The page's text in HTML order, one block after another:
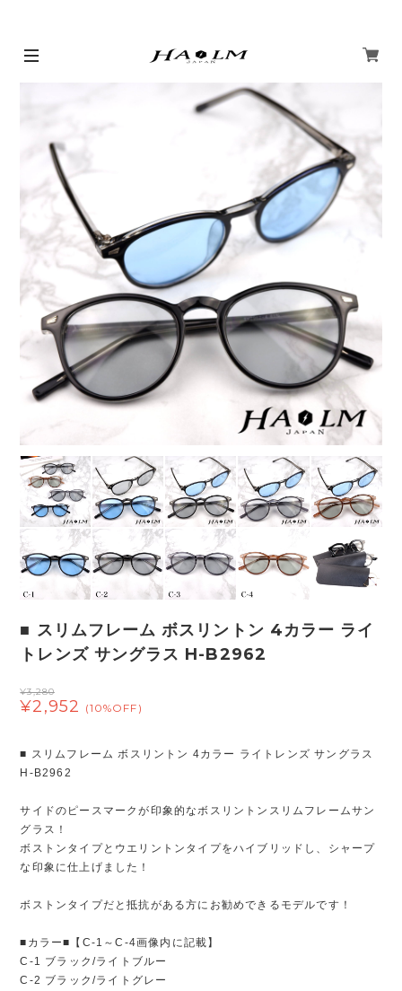
■ スリムフレーム ボスリントン 4カラー ライ
トレンズ サングラス H-B2962
¥3,280
¥2,952 (10%OFF)
■ スリムフレーム ボスリントン 4カラー ライトレンズ サングラス
H-B2962
サイドのピースマークが印象的なボスリントンスリムフレームサン
グラス！
ボストンタイプとウエリントンタイプをハイブリッドし、シャープ
な印象に仕上げました！
ボストンタイプだと抵抗がある方にお勧めできるモデルです！
■カラー■【C-1～C-4画像内に記載】
C-1 ブラック/ライトブルー
C-2 ブラック/ライトグレー